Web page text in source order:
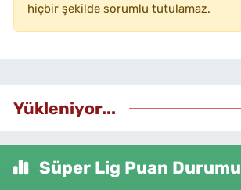
hiçbir şekilde sorumlu tutulamaz.
Yükleniyor...
Süper Lig Puan Durumu